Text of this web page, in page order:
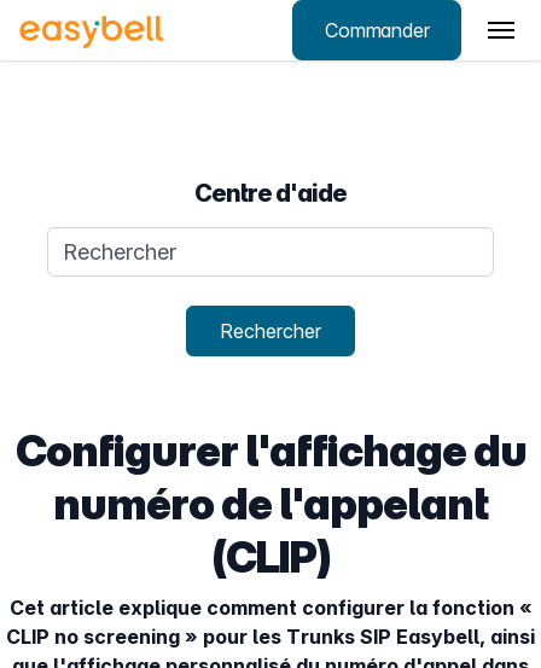
Commander
Centre d'aide
Requête de recherche
Rechercher
Configurer l'affichage du
numéro de l'appelant
(CLIP)
Cet article explique comment configurer la fonction «
CLIP no screening » pour les Trunks SIP Easybell, ainsi